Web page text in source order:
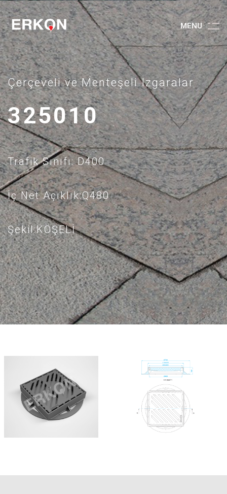
MENU
Çerçeveli ve Menteşeli Izgaralar
325010
Trafik Sınıfı: D400
İç Net Açıklık:Q480
Şekil:KÖŞELİ